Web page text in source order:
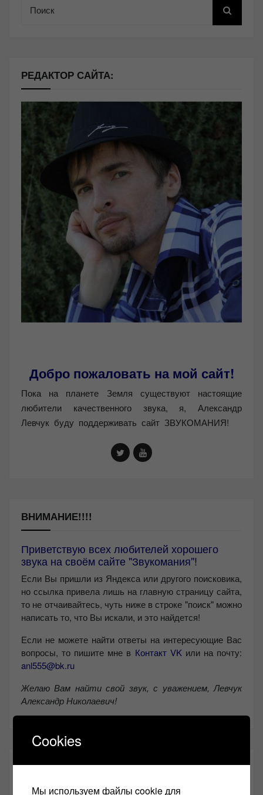
РЕДАКТОР САЙТА:
Добро пожаловать на мой сайт!
Пока на планете Земля существуют настоящие
любители качественного звука, я, Александр
Левчук буду поддерживать сайт ЗВУКОМАНИЯ!
ВНИМАНИЕ!!!!
Приветствую всех любителей хорошего
звука на своём сайте "Звукомания"!
Если Вы пришли из Яндекса или другого поисковика,
но ссылка привела лишь на главную страницу сайта,
то не отчаивайтесь, чуть ниже в строке "поиск" можно
написать то, что Вы искали, и это найдется!
Если не можете найти ответы на интересующие Вас
вопросы, то пишите мне в Контакт VKили на почту:
anl555@bk.ru
Желаю Вам найти свой звук, с уважением, Левчук
Александр Николаевич!
СОЦИАЛЬНЫЕ СЕТИ:
Cookies
Мы используем файлы cookie для